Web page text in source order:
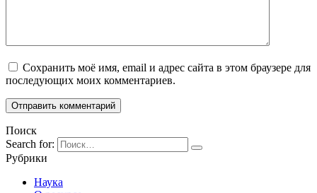
Сохранить моё имя, email и адрес сайта в этом браузере для
последующих моих комментариев.
Поиск
Search for:
Рубрики
Наука